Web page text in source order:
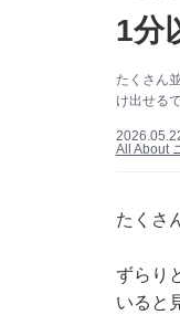
1分
たくさん
け出せる
All About
たくさ
ずらり
いると